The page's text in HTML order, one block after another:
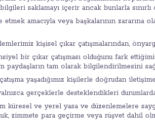
saklamayı içerir ancak bunlarla sınırlı
amacıyla veya başkalarının zararına
kişisel çıkar çatışmalarından,
bir çıkar çatışması olduğunu fark
paydaşların tam olarak bilgilendirilmesini
yaşadığımız kişilerle doğrudan
gerçeklerle desteklendikleri
küresel ve yerel yasa ve düzenlemelere
zimmete para geçirme veya rüşvet dahil